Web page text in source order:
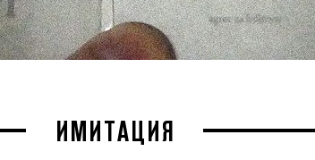
ИМИТАЦИЯ